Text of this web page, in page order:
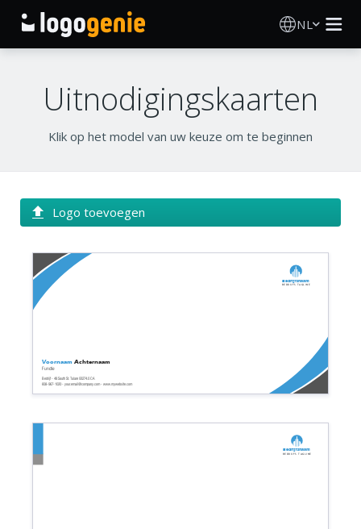
NL
AI logogenerator
Gedrukte producten
Over
Blog
Uitnodigingskaarten
Klik op het model van uw keuze om te beginnen
Logo toevoegen
608-967-1020 - your.email@company.com - www.mywebsite.com
Functie
Bedrijf - 48 South St. Tulare 93274.0 CA
Voornaam Achternaam
Bedrijfsnaam
Bedrijfs tagline
Bedrijfsnaam
Bedrijfs tagline